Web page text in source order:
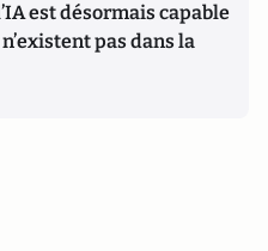
est désormais capable
pas dans la